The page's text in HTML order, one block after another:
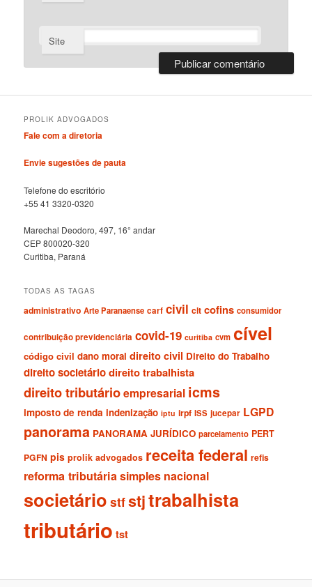
Site
PROLIK ADVOGADOS
Fale com a diretoria
Envie sugestões de pauta
Telefone do escritório
+55 41 3320-0320
Marechal Deodoro, 497, 16° andar
CEP 800020-320
Curitiba, Paraná
TODAS AS TAGAS
administrativo Arte Paranaense carf civil clt cofins consumidor
contribuição previdenciária covid-19 curitiba cvm cível
código civil dano moral direito civil Direito do Trabalho
direito societáriodireito trabalhista
direito tributárioempresarial icms
imposto de renda indenização iptu irpf ISS jucepar LGPD
panorama PANORAMA JURÍDICO parcelamento PERT
PGFN pis prolik advogados receita federal refis
reforma tributária simples nacional
societário stfstjtrabalhista
tributário tst